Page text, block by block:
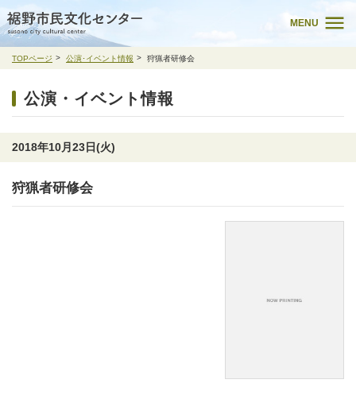
MENU
TOPページ 公演･イベント情報 狩猟者研修会
公演・イベント情報
2018年10月23日(火)
狩猟者研修会